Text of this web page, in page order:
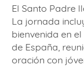
El Santo Padre
La jornada
bienvenida en
de España,
oración con